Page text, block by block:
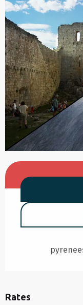
Opening hours
Rates